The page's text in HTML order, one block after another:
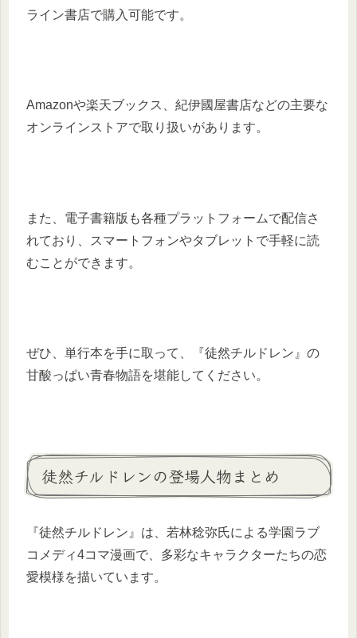
ライン書店で購入可能です。
Amazonや楽天ブックス、紀伊國屋書店などの主要な
オンラインストアで取り扱いがあります。
また、電子書籍版も各種プラットフォームで配信さ
れており、スマートフォンやタブレットで手軽に読
むことができます。
ぜひ、単行本を手に取って、『徒然チルドレン』の
甘酸っぱい青春物語を堪能してください。
徒然チルドレンの登場人物まとめ
『徒然チルドレン』は、若林稔弥氏による学園ラブ
コメディ4コマ漫画で、多彩なキャラクターたちの恋
愛模様を描いています。